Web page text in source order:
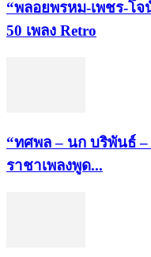
“พลอยพรหม-เพชร-โ
50 เพลง Retro
“ทศพล – นก บริพันธ์ –
ราชาเพลงพูด...